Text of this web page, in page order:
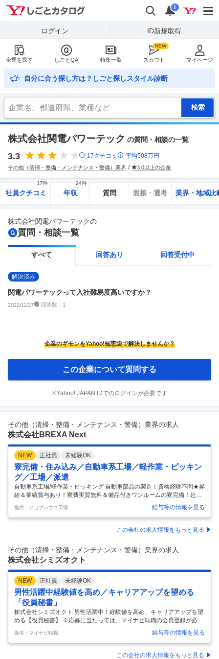
検索
通知
i
ログイン ID新規取得
企業を探す しごとQA 特集一覧 スカウト マイページ
自分に合う探し方は？しごと探しスタイル診断
株式会社関電パワーテック の質問・相談の一覧
3.3 17クチコミ 平均508万円
その他（清掃・整備・メンテナンス・警備）業界 3.0以上の企業
社員クチコミ
17件
年収
24件
質問 面接・選考 業界・地域比
株式会社関電パワーテックの
質問・相談一覧
すべて 回答あり 回答受付中
解決済み
関電パワーテックって入社難易度高いですか？
2022/11/27 回答数： 1
企業のギモンをYahoo!知恵袋で解決しませんか？
この企業について質問する
※Yahoo! JAPAN IDでのログインが必要です
その他（清掃・整備・メンテナンス・警備）業界の求人
株式会社BREXA Next
NEW 正社員 未経験OK
寮完備・住み込み／自動車系工場／軽作業・ピッキン
グ／工場／派遣
自動車系工場/軽作業・ピッキング 自動車部品の製造！資格経験不問★昇
給＆業績賞与あり！寮費実質無料＆備品付きワンルームの寮完備！赴任
旅費会社負担！安定の日給月給制！土日祝休み♪《神奈川県藤沢市》 【2
0・30代活躍中】ここがポイント！ 高収入★月収例29万円以上！1R寮に
無料で住める！ ≪今だけ限定キャンペーン実施中≫ ★寮費実質無料★ 2
026年12月末までに入社された方、限定 ※規定あり 寮周辺にはスーパー
安心です。 ★未経験の方、歓迎！ 溶接経験や資格をお持ちの方は即戦力
◎ 20代・30代・40代の幅広い年齢の男性活躍中！…
提供：ジョブハウス工場 給与等の情報を見る
この会社の求人情報をもっと見る
その他（清掃・整備・メンテナンス・警備）業界の求人
株式会社シミズオクト
NEW 正社員 未経験OK
男性活躍中経験値を高め／キャリアアップを望める
「役員秘書」
株式会社シミズオクト 男性活躍中！経験値を高め、キャリアアップを望
める【役員秘書】 ※応募に当たっては、マイナビ転職の会員登録が必須
となっております。 詳細な応募方法は下記【応募方法】をご確認くださ
いませ。 【仕事内容】 【幅広い業務でスキルアップ】役員のスケジュー
ル管理や調整業務、資料作成、電話・メール対応などバックオフィス業
務を幅広くお任せします。＜主な業務＞ ■役員のスケジュール管理・調
提供：マイナビ転職 給与等の情報を見る
この会社の求人情報をもっと見る